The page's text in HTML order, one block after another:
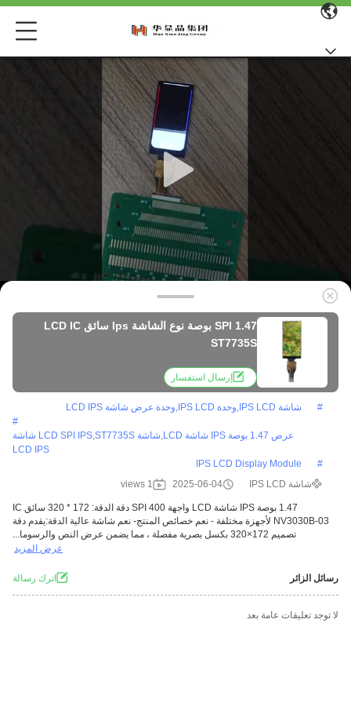
SPI 1.47 بوصة نوع الشاشة Ips سائق LCD IC
ST7735S
إرسال استفسار
#
شاشة IPS LCD,وحدة IPS LCD,وحدة عرض شاشة LCD IPS
#
عرض 1.47 بوصة IPS شاشة LCD,شاشة LCD SPI IPS,ST7735S شاشة
LCD IPS
#
IPS LCD Display Module
شاشة IPS LCD
2025-06-04
1 views
1.47 بوصة IPS شاشة LCD واجهة SPI 400 دقة الدقة: 172 * 320 سائق IC
NV3030B-03 لأجهزة مختلفة - نعم خصائص المنتج- نعم شاشة عالية الدقة:يقدم دقة
تصميم 172×320 بكسل بصرية مفصلة ، مما يضمن عرض النص والرسوما...
عرض المزيد
رسائل الزائر اترك رسالة
لا توجد تعليقات عامة بعد